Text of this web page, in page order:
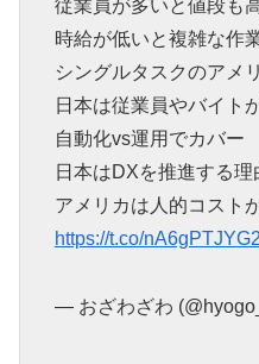
従業員が多いと値段も
時給が低いと複雑な作
シングルタスクのアメ
日本は従業員やバイト
自動化vs運用でカバー
日本はDXを推進する理
アメリカは人的コスト
https://t.co/nA6gPTJYG2
— おざわざわ